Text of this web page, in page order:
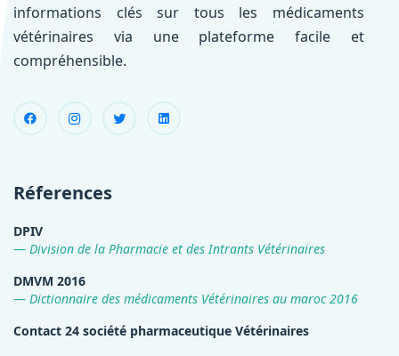
informations clés sur tous les médicaments
vétérinaires via une plateforme facile et
compréhensible.
Réferences
DPIV
Division de la Pharmacie et des Intrants Vétérinaires
DMVM 2016
Dictionnaire des médicaments Vétérinaires au maroc 2016
Contact 24 société pharmaceutique Vétérinaires